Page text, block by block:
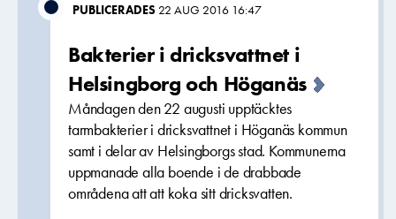
PUBLICERADES 22 AUG 2016 16:47
Bakterier i dricksvattnet i
Helsingborg och Höganäs
Måndagen den 22 augusti upptäcktes
tarmbakterier i dricksvattnet i Höganäs kommun
samt i delar av Helsingborgs stad. Kommunerna
uppmanade alla boende i de drabbade
områdena att att koka sitt dricksvatten.